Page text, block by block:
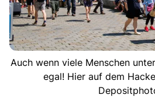
Auch wenn viele Menschen
egal! Hier auf dem